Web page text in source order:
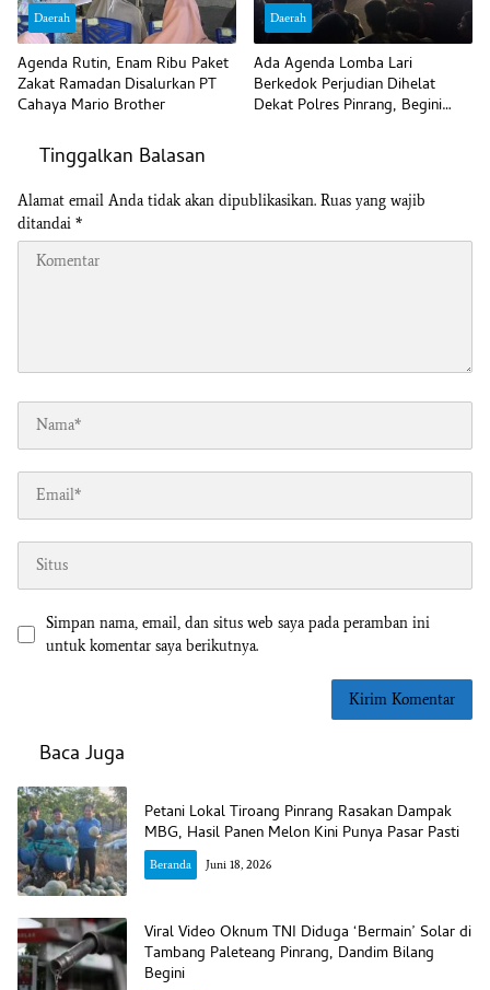
Daerah
Agenda Rutin, Enam Ribu Paket
Zakat Ramadan Disalurkan PT
Cahaya Mario Brother
Daerah
Ada Agenda Lomba Lari
Berkedok Perjudian Dihelat
Dekat Polres Pinrang, Begini
Tinggalkan Balasan
Alamat email Anda tidak akan dipublikasikan. Ruas yang wajib
ditandai *
Simpan nama, email, dan situs web saya pada peramban ini
untuk komentar saya berikutnya.
Baca Juga
Petani Lokal Tiroang Pinrang Rasakan Dampak
MBG, Hasil Panen Melon Kini Punya Pasar Pasti
Beranda Juni 18, 2026
Viral Video Oknum TNI Diduga ‘Bermain’ Solar di
Tambang Paleteang Pinrang, Dandim Bilang
Begini